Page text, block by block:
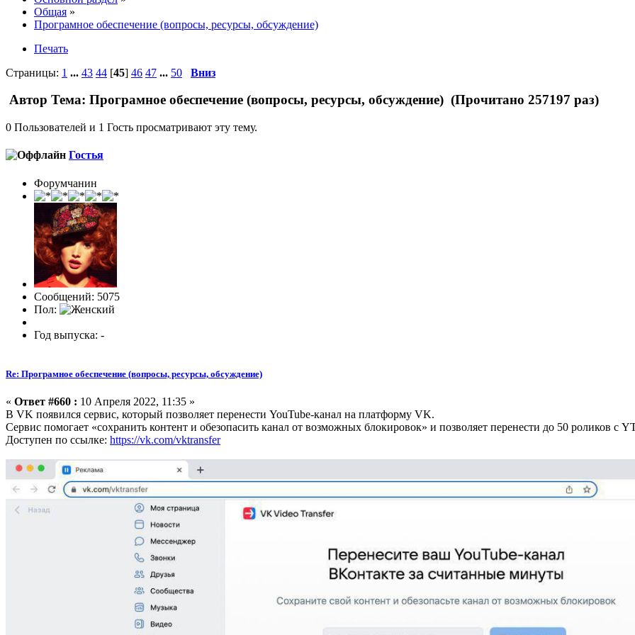
Общая »
Програмное обеспечение (вопросы, ресурсы, обсуждение)
Печать
Страницы: 1 ... 43 44 [45] 46 47 ... 50 Вниз
Автор Тема: Програмное обеспечение (вопросы, ресурсы, обсуждение) (Прочитано 257197 раз)
0 Пользователей и 1 Гость просматривают эту тему.
Гостья
Форумчанин
Сообщений: 5075
Пол:
Год выпуска: -
Re: Програмное обеспечение (вопросы, ресурсы, обсуждение)
« Ответ #660 : 10 Апреля 2022, 11:35 »
В VK появился сервис, который позволяет перенести YouTube-канал на платформу VK.
Сервис помогает «сохранить контент и обезопасить канал от возможных блокировок» и позволяет перенести до 50 роликов с
Доступен по ссылке: https://vk.com/vktransfer